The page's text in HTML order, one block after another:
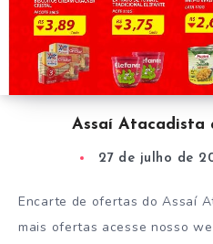
Assaí
27 de julho de
Encarte de ofertas do Assaí
mais ofertas acesse nosso